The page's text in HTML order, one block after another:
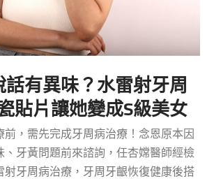
有異味？水雷射牙周
貼片讓她變成S級美女
前，需先完成牙周病治療！念恩原本因
、牙黃問題前來諮詢，任杏嫦醫師經檢
射牙周病治療，牙周牙齦恢復健康後搭